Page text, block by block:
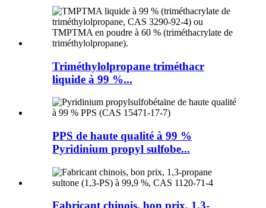
Triméthylolpropane triméthacr
liquide à 99 %...
PPS de haute qualité à 99 %
Pyridinium propyl sulfobe...